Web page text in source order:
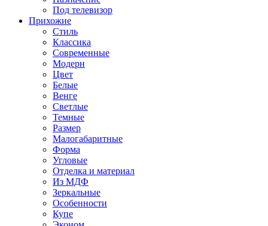
Под телевизор
Прихожие
Стиль
Классика
Современные
Модерн
Цвет
Белые
Венге
Светлые
Темные
Размер
Малогабаритные
Форма
Угловые
Отделка и материал
Из МДФ
Зеркальные
Особенности
Купе